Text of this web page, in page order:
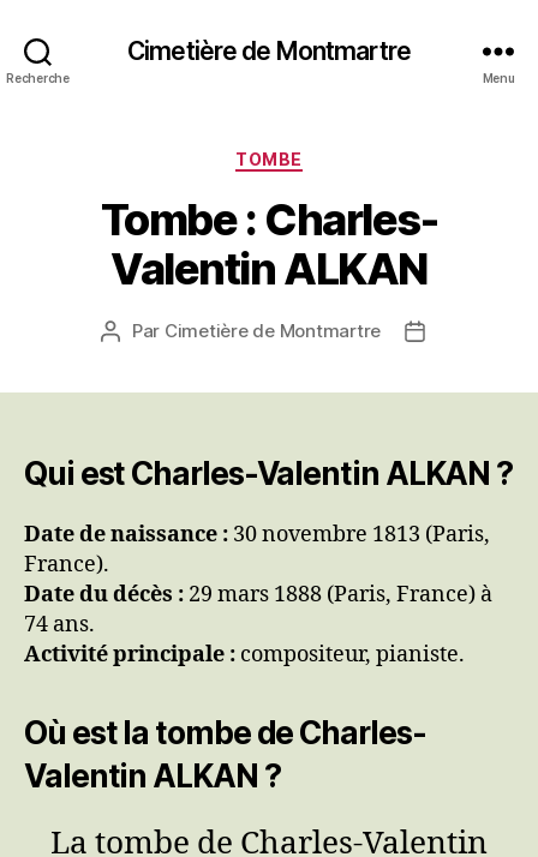
Recherche
Cimetière de Montmartre
Menu
Catégories
TOMBE
Tombe : Charles-
Valentin ALKAN
Auteur
Par Cimetière de Montmartre
Date
Qui est Charles-Valentin ALKAN ?
Date de naissance : 30 novembre 1813 (Paris,
France).
Date du décès : 29 mars 1888 (Paris, France) à
74 ans.
Activité principale : compositeur, pianiste.
Où est la tombe de Charles-
Valentin ALKAN ?
La tombe de Charles-Valentin